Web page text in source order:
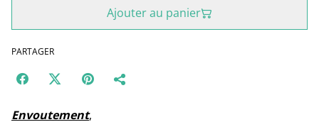
Ajouter au panier
PARTAGER
Envoutement,